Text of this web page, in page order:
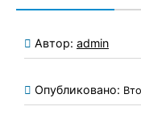
Автор: admin
Опубликовано: